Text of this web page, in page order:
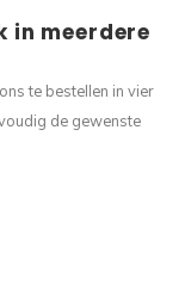
in meerdere
te bestellen in vier
de gewenste